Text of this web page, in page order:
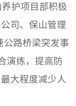
护项目部积极
司、保山管理
公路桥梁突发事
演练，提高防
大程度减少人